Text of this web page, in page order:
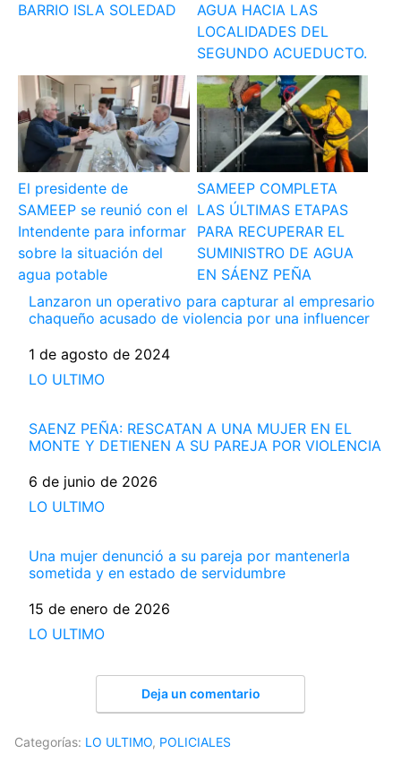
BARRIO ISLA SOLEDAD
AGUA HACIA LAS
LOCALIDADES DEL
SEGUNDO ACUEDUCTO.
El presidente de
SAMEEP se reunió con el
Intendente para informar
sobre la situación del
agua potable
SAMEEP COMPLETA
LAS ÚLTIMAS ETAPAS
PARA RECUPERAR EL
SUMINISTRO DE AGUA
EN SÁENZ PEÑA
Lanzaron un operativo para capturar al empresario
chaqueño acusado de violencia por una influencer
Fecha
1 de agosto de 2024
Respecto a
LO ULTIMO
SAENZ PEÑA: RESCATAN A UNA MUJER EN EL
MONTE Y DETIENEN A SU PAREJA POR VIOLENCIA
Fecha
6 de junio de 2026
Respecto a
LO ULTIMO
Una mujer denunció a su pareja por mantenerla
sometida y en estado de servidumbre
Fecha
15 de enero de 2026
Respecto a
LO ULTIMO
Deja un comentario
Categorías: LO ULTIMO, POLICIALES